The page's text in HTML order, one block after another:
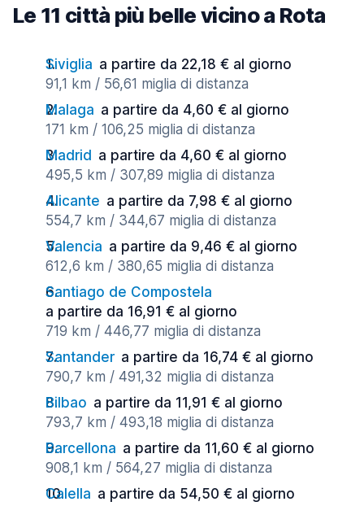
Le 11 città più belle vicino a Rota
Siviglia a partire da 22,18 € al giorno
91,1 km / 56,61 miglia di distanza
Malaga a partire da 4,60 € al giorno
171 km / 106,25 miglia di distanza
Madrid a partire da 4,60 € al giorno
495,5 km / 307,89 miglia di distanza
Alicante a partire da 7,98 € al giorno
554,7 km / 344,67 miglia di distanza
Valencia a partire da 9,46 € al giorno
612,6 km / 380,65 miglia di distanza
Santiago de Compostela
a partire da 16,91 € al giorno
719 km / 446,77 miglia di distanza
Santander a partire da 16,74 € al giorno
790,7 km / 491,32 miglia di distanza
Bilbao a partire da 11,91 € al giorno
793,7 km / 493,18 miglia di distanza
Barcellona a partire da 11,60 € al giorno
908,1 km / 564,27 miglia di distanza
Calella a partire da 54,50 € al giorno